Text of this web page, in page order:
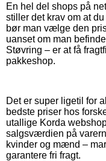
En hel del shops på
stiller det krav om at
bør man vælge den
uanset om man
Støvring – er at få
pakkeshop.
Det er super ligetil for
bedste priser hos
utallige Korda
salgsværdien på
kvinder og mænd –
garantere fri fragt.